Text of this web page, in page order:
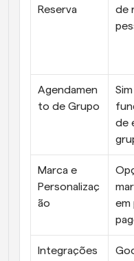
Reserva
de
Agendamen
to de Grupo
de
Marca e
Personalizaç
ão
em
Integrações